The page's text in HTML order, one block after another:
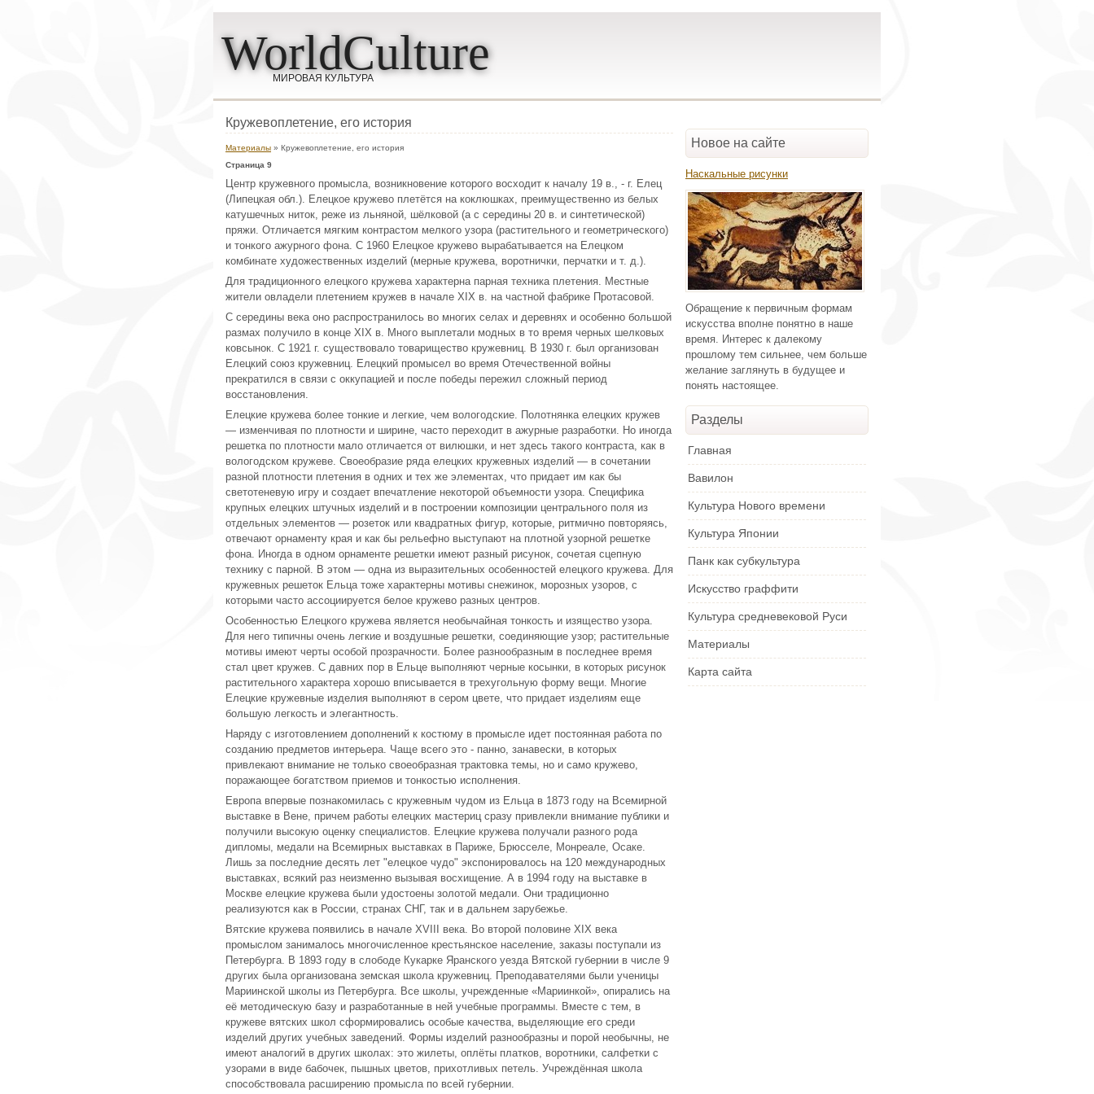
WorldCulture
МИРОВАЯ КУЛЬТУРА
Кружевоплетение, его история
Материалы » Кружевоплетение, его история
Страница 9
Центр кружевного промысла, возникновение которого восходит к началу 19 в., - г. Елец
(Липецкая обл.). Елецкое кружево плетётся на коклюшках, преимущественно из белых
катушечных ниток, реже из льняной, шёлковой (а с середины 20 в. и синтетической)
пряжи. Отличается мягким контрастом мелкого узора (растительного и геометрического)
и тонкого ажурного фона. С 1960 Елецкое кружево вырабатывается на Елецком
комбинате художественных изделий (мерные кружева, воротнички, перчатки и т. д.).
Для традиционного елецкого кружева характерна парная техника плетения. Местные
жители овладели плетением кружев в начале XIX в. на частной фабрике Протасовой.
С середины века оно распространилось во многих селах и деревнях и особенно большой
размах получило в конце XIX в. Много выплетали модных в то время черных шелковых
ковсынок. С 1921 г. существовало товарищество кружевниц. В 1930 г. был организован
Елецкий союз кружевниц. Елецкий промысел во время Отечественной войны
прекратился в связи с оккупацией и после победы пережил сложный период
восстановления.
Елецкие кружева более тонкие и легкие, чем вологодские. Полотнянка елецких кружев
— изменчивая по плотности и ширине, часто переходит в ажурные разработки. Но иногда
решетка по плотности мало отличается от вилюшки, и нет здесь такого контраста, как в
вологодском кружеве. Своеобразие ряда елецких кружевных изделий — в сочетании
разной плотности плетения в одних и тех же элементах, что придает им как бы
светотеневую игру и создает впечатление некоторой объемности узора. Специфика
крупных елецких штучных изделий и в построении композиции центрального поля из
отдельных элементов — розеток или квадратных фигур, которые, ритмично повторяясь,
отвечают орнаменту края и как бы рельефно выступают на плотной узорной решетке
фона. Иногда в одном орнаменте решетки имеют разный рисунок, сочетая сцепную
технику с парной. В этом — одна из выразительных особенностей елецкого кружева. Для
кружевных решеток Ельца тоже характерны мотивы снежинок, морозных узоров, с
которыми часто ассоциируется белое кружево разных центров.
Особенностью Елецкого кружева является необычайная тонкость и изящество узора.
Для него типичны очень легкие и воздушные решетки, соединяющие узор; растительные
мотивы имеют черты особой прозрачности. Более разнообразным в последнее время
стал цвет кружев. С давних пор в Ельце выполняют черные косынки, в которых рисунок
растительного характера хорошо вписывается в трехугольную форму вещи. Многие
Елецкие кружевные изделия выполняют в сером цвете, что придает изделиям еще
большую легкость и элегантность.
Наряду с изготовлением дополнений к костюму в промысле идет постоянная работа по
созданию предметов интерьера. Чаще всего это - панно, занавески, в которых
привлекают внимание не только своеобразная трактовка темы, но и само кружево,
поражающее богатством приемов и тонкостью исполнения.
Европа впервые познакомилась с кружевным чудом из Ельца в 1873 году на Всемирной
выставке в Вене, причем работы елецких мастериц сразу привлекли внимание публики и
получили высокую оценку специалистов. Елецкие кружева получали разного рода
дипломы, медали на Всемирных выставках в Париже, Брюсселе, Монреале, Осаке.
Лишь за последние десять лет "елецкое чудо" экспонировалось на 120 международных
выставках, всякий раз неизменно вызывая восхищение. А в 1994 году на выставке в
Москве елецкие кружева были удостоены золотой медали. Они традиционно
реализуются как в России, странах СНГ, так и в дальнем зарубежье.
Вятские кружева появились в начале XVIII века. Во второй половине XIX века
промыслом занималось многочисленное крестьянское население, заказы поступали из
Петербурга. В 1893 году в слободе Кукарке Яранского уезда Вятской губернии в числе 9
других была организована земская школа кружевниц. Преподавателями были ученицы
Мариинской школы из Петербурга. Все школы, учрежденные «Мариинкой», опирались на
её методическую базу и разработанные в ней учебные программы. Вместе с тем, в
кружеве вятских школ сформировались особые качества, выделяющие его среди
изделий других учебных заведений. Формы изделий разнообразны и порой необычны, не
имеют аналогий в других школах: это жилеты, оплёты платков, воротники, салфетки с
узорами в виде бабочек, пышных цветов, прихотливых петель. Учреждённая школа
способствовала расширению промысла по всей губернии.
Новое на сайте
Наскальные рисунки
Обращение к первичным формам
искусства вполне понятно в наше
время. Интерес к далекому
прошлому тем сильнее, чем больше
желание заглянуть в будущее и
понять настоящее.
Разделы
Главная
Вавилон
Культура Нового времени
Культура Японии
Панк как субкультура
Искусство граффити
Культура средневековой Руси
Материалы
Карта сайта